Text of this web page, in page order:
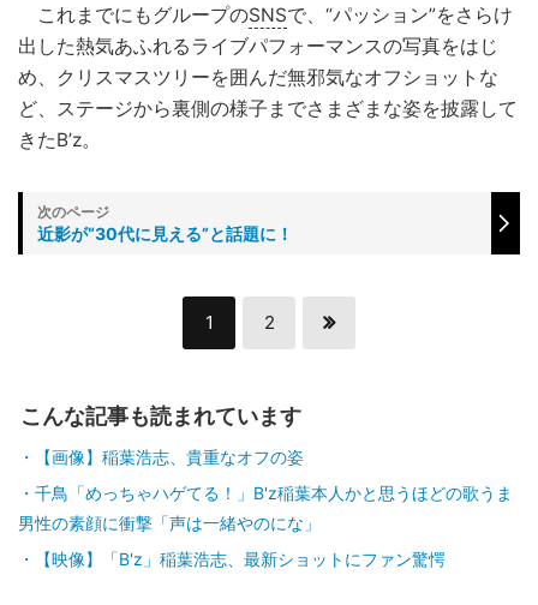
これまでにもグループのSNSで、“パッション”をさらけ
出した熱気あふれるライブパフォーマンスの写真をはじ
め、クリスマスツリーを囲んだ無邪気なオフショットな
ど、ステージから裏側の様子までさまざまな姿を披露して
きたB’z。
近影が“30代に見える”と話題に！
1 2
こんな記事も読まれています
【画像】稲葉浩志、貴重なオフの姿
千鳥「めっちゃハゲてる！」B'z稲葉本人かと思うほどの歌うま
男性の素顔に衝撃「声は一緒やのにな」
【映像】「B'z」稲葉浩志、最新ショットにファン驚愕